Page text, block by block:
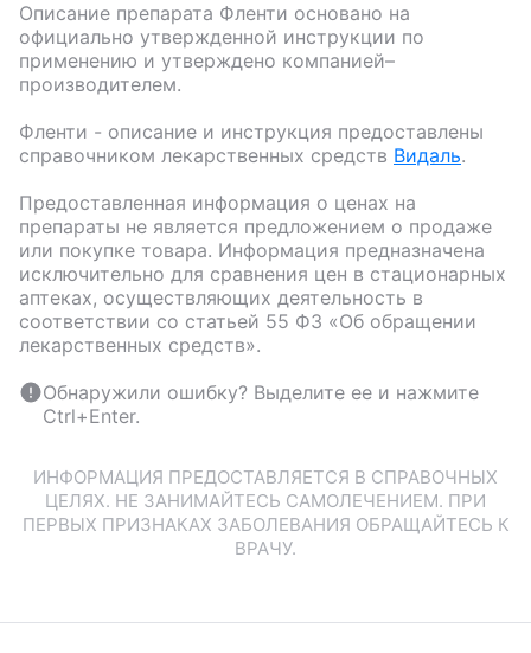
Описание препарата Фленти основано на
официально утвержденной инструкции по
применению и утверждено компанией–
производителем.
Фленти - описание и инструкция предоставлены
справочником лекарственных средств Видаль.
Предоставленная информация о ценах на
препараты не является предложением о продаже
или покупке товара. Информация предназначена
исключительно для сравнения цен в стационарных
аптеках, осуществляющих деятельность в
соответствии со статьей 55 ФЗ «Об обращении
лекарственных средств».
Обнаружили ошибку? Выделите ее и нажмите
Ctrl+Enter.
ИНФОРМАЦИЯ ПРЕДОСТАВЛЯЕТСЯ В СПРАВОЧНЫХ
ЦЕЛЯХ. НЕ ЗАНИМАЙТЕСЬ САМОЛЕЧЕНИЕМ. ПРИ
ПЕРВЫХ ПРИЗНАКАХ ЗАБОЛЕВАНИЯ ОБРАЩАЙТЕСЬ К
ВРАЧУ.